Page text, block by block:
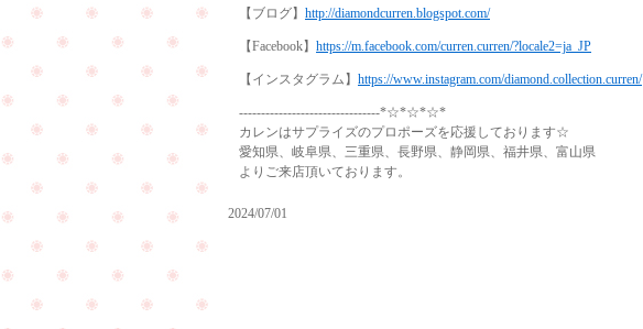
【ブログ】 http://diamondcurren.blogspot.com/
【Facebook】 https://m.facebook.com/curren.curren/?locale2=ja_JP
【インスタグラム】 https://www.instagram.com/diamond.collection.curren/
--------------------------------*☆*☆*☆*
カレンはサプライズのプロポーズを応援しております☆
愛知県、岐阜県、三重県、長野県、静岡県、福井県、富山県
よりご来店頂いております。
2024/07/01